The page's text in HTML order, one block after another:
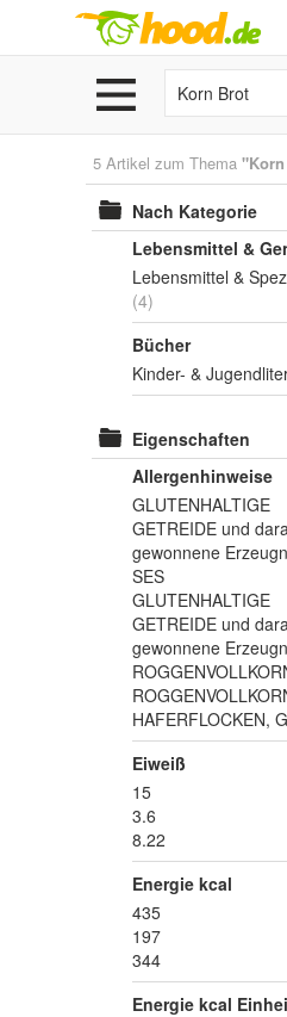
5 Artikel zum Thema
Nach Kategorie
Lebensmittel &
Lebensmittel &
(4)
Bücher
Kinder- &
Eigenschaften
Allergenhinweise
GLUTENHALTIGE
GETREIDE und
gewonnene
SES
GLUTENHALTIGE
GETREIDE und
gewonnene
HAFERFLOCKEN,
Eiweiß
15
3.6
8.22
Energie kcal
435
197
344
Energie kcal